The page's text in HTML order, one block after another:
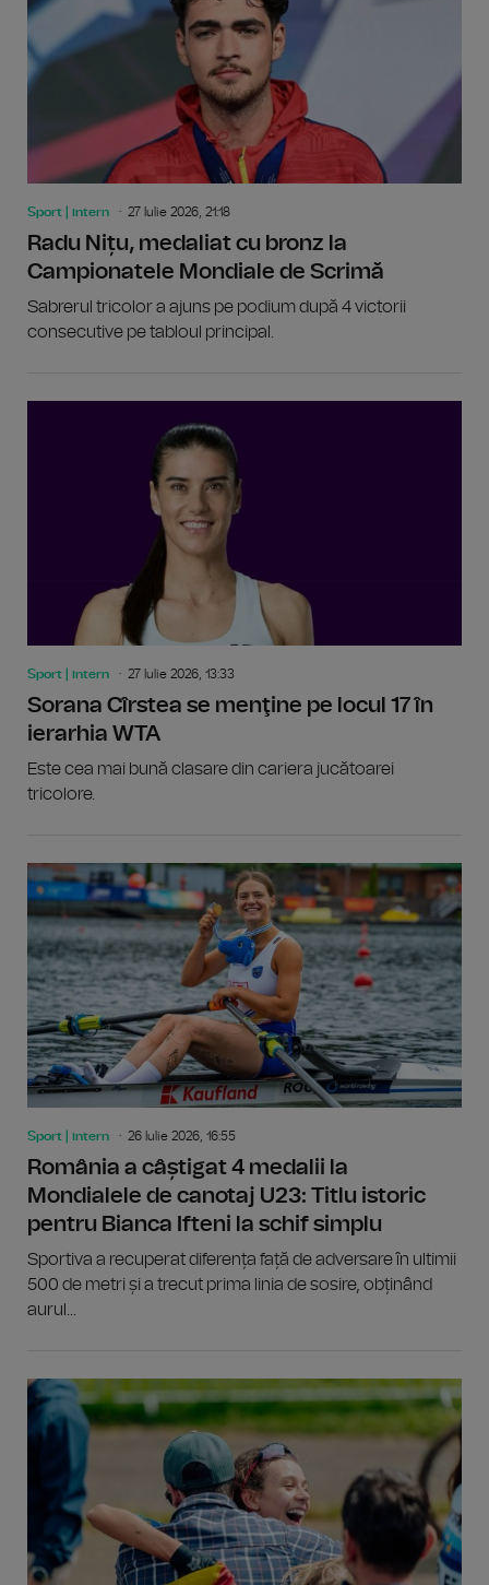
Sport | intern 27 Iulie 2026, 21:18
Radu Nițu, medaliat cu bronz la
Campionatele Mondiale de Scrimă
Sabrerul tricolor a ajuns pe podium după 4 victorii
consecutive pe tabloul principal.
Sport | intern 27 Iulie 2026, 13:33
Sorana Cîrstea se menţine pe locul 17 în
ierarhia WTA
Este cea mai bună clasare din cariera jucătoarei
tricolore.
Sport | intern 26 Iulie 2026, 16:55
România a câștigat 4 medalii la
Mondialele de canotaj U23: Titlu istoric
pentru Bianca Ifteni la schif simplu
Sportiva a recuperat diferența față de adversare în ultimii
500 de metri și a trecut prima linia de sosire, obținând
aurul...